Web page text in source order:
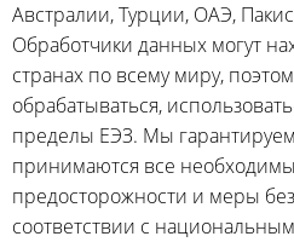
Австралии, Турции, ОАЭ,
Обработчики данных могут
странах по всему миру,
обрабатываться,
пределы ЕЭЗ. Мы
принимаются все
предосторожности и меры
соответствии с